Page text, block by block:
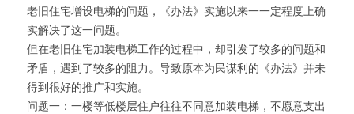
老旧住宅增设电梯的问题，《办法》实施以来一一定程度上确
实解决了这一问题。
但在老旧住宅加装电梯工作的过程中，却引发了较多的问题和
矛盾，遇到了较多的阻力。导致原本为民谋利的《办法》并未
得到很好的推广和实施。
问题一：一楼等低楼层住户往往不同意加装电梯，不愿意支出